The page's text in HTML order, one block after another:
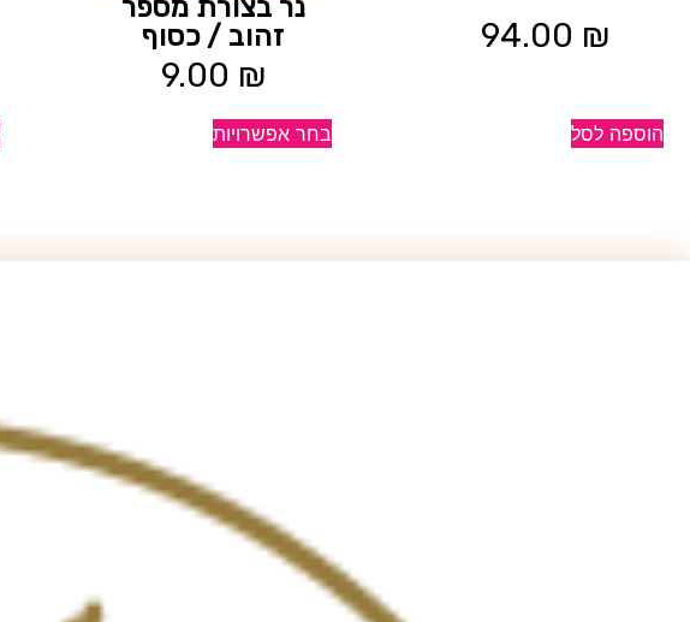
94.00 ₪
הוספה לסל
זהוב / כסוף
9.00 ₪
בחר אפשרויות